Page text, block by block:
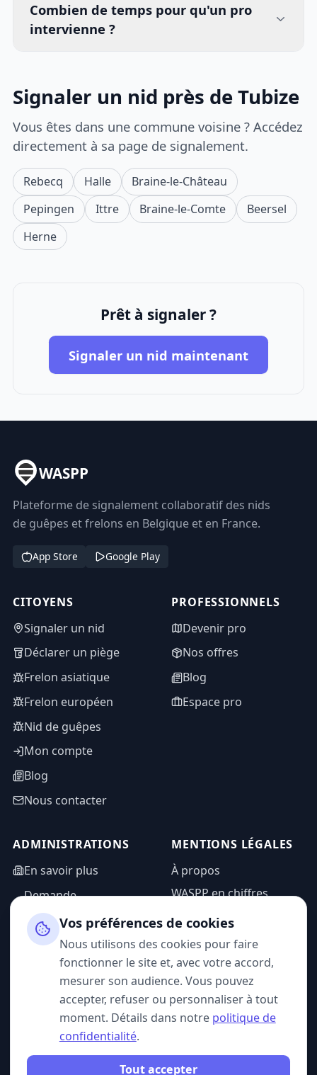
Combien de temps pour qu'un pro
intervienne ?
Signaler un nid près de Tubize
Vous êtes dans une commune voisine ? Accédez
directement à sa page de signalement.
Rebecq Halle
Braine-le-Château
Pepingen
Ittre Braine-le-Comte
Beersel
Herne
Prêt à signaler ?
Signaler un nid maintenant
WASPP
Plateforme de signalement collaboratif des nids
de guêpes et frelons en Belgique et en France.
App Store Google Play
CITOYENS
Signaler un nid
Déclarer un piège
Frelon asiatique
Frelon européen
Nid de guêpes
Mon compte
Blog
Nous contacter
PROFESSIONNELS
Devenir pro
Nos offres
Blog
Espace pro
ADMINISTRATIONS
En savoir plus
Demande
d'information
Espace admin
MENTIONS LÉGALES
À propos
WASPP en chiffres
Mentions légales
Politique de
confidentialité
CGU
SUIVEZ-NOUS
Vos préférences de cookies
Nous utilisons des cookies pour faire
fonctionner le site et, avec votre accord,
mesurer son audience. Vous pouvez
accepter, refuser ou personnaliser à tout
moment. Détails dans notre politique de
confidentialité.
Tout accepter